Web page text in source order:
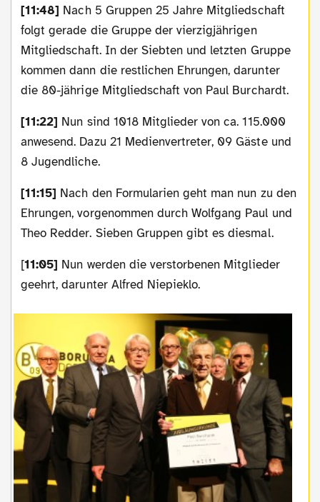
[11:48] Nach 5 Gruppen 25 Jahre Mitgliedschaft
folgt gerade die Gruppe der vierzigjährigen
Mitgliedschaft. In der Siebten und letzten Gruppe
kommen dann die restlichen Ehrungen, darunter
die 80-jährige Mitgliedschaft von Paul Burchardt.
[11:22] Nun sind 1018 Mitglieder von ca. 115.000
anwesend. Dazu 21 Medienvertreter, 09 Gäste und
8 Jugendliche.
[11:15] Nach den Formularien geht man nun zu den
Ehrungen, vorgenommen durch Wolfgang Paul und
Theo Redder. Sieben Gruppen gibt es diesmal.
[ 11:05] Nun werden die verstorbenen Mitglieder
geehrt, darunter Alfred Niepieklo.